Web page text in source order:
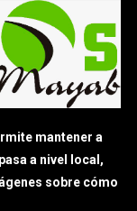
mantener a
a nivel local,
sobre cómo